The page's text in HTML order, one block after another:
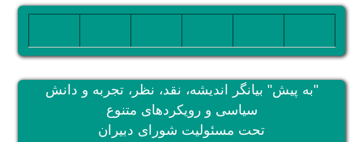
"به پیش" بیانگر اندیشه، نقد، نظر، تجربه و دانش
سیاسی و رویکردهای متنوع
تحت مسئولیت شورای دبیران